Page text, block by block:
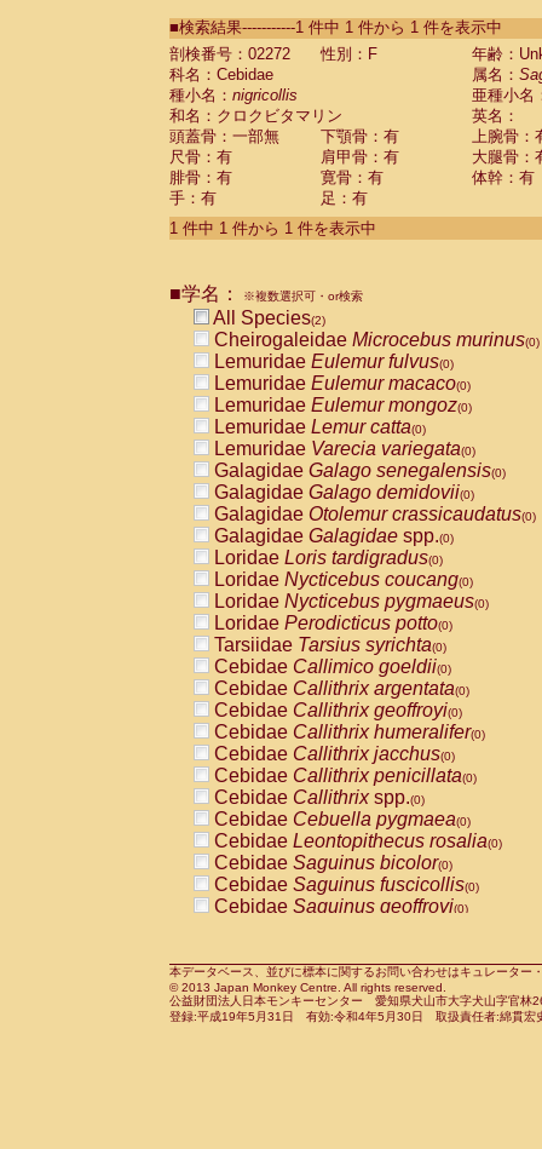
CebidaeSaguinus labiatus(0)
Cebidae Saguinus leucopus (0)
Cebidae
CebidaeSaguinus mystax
CebidaeSaguinus nigricollis (1)
Cebidae Saguinus oedipus
Cebidae Saguinus weddelli
Cebidae Saguinusspp.
Cebidae Aotus trivirgatus
Cebidae Cebus albifrons
CebidaeCebus nigrivittatus
CebidaeCebus
CebidaeSaimiri boliviensis(0)
CebidaeSaimiri sciureus(0)
AtelidaeAlouatta caraya(0)
AtelidaeAlouatta fusca(0)
AtelidaeAlouatta seniculus
AtelidaeAlouattaspp.(0)
AtelidaeAteles belzebuth(0)
AtelidaeAteles geoffroyi(0)
AtelidaeAteles paniscus(0)
AtelidaeAtelesspp.(0)
Atelidae Lagothrix lagothricha
AtelidaeLagothrix lagothricha cana
PitheciidaeCacajao calvus
PitheciidaeCallicebus cupreus
PitheciidaeCallicebus donacophilus
PitheciidaeCallicebus moloch
PitheciidaeCallicebus torquatus
PitheciidaeCallicebusspp.(0)
PitheciidaeChiropotes satanas(0)
PitheciidaePithecia monachus
PitheciidaePithecia pithecia(0)
CercopithecidaeCercocebus agilis
CercopithecidaeCercocebus
CercopithecidaeCercocebus
CercopithecidaeCercocebus
CercopithecidaeCercocebus
CercopithecidaeCercocebushybrid
CercopithecidaePapio anubis(0)
CercopithecidaePapio cynocephalus
CercopithecidaePapio hamadryas(0)
■検索結果-----------1 件中 1 件から 1 件を表示中
剖検番号：02272
性別：F
年齢：
科名：Cebidae
属名：
種小名： nigricollis
亜種小名
和名：クロクビタマリン
英名：
頭蓋骨：一部無
下顎骨：有
上腕骨：
尺骨：有
肩甲骨：有
大腿骨：
腓骨：有
寛骨：有
体幹：有
手：有
足：有
1 件中 1 件から 1 件を表示中
■学名： ※複数選択可・or検索
All Species(2)
Cheirogaleidae Microcebus murinus(0)
Lemuridae Eulemur fulvus(0)
Lemuridae Eulemur macaco(0)
Lemuridae Eulemur mongoz(0)
Lemuridae Lemur catta(0)
Lemuridae Varecia variegata(0)
Galagidae Galago senegalensis(0)
Galagidae Galago demidovii(0)
Galagidae Otolemur crassicaudatus(0)
Galagidae Galagidae spp.(0)
Loridae Loris tardigradus(0)
Loridae Nycticebus coucang(0)
Loridae Nycticebus pygmaeus(0)
Loridae Perodicticus potto(0)
Tarsiidae Tarsius syrichta(0)
Cebidae Callimico goeldii(0)
Cebidae Callithrix argentata(0)
Cebidae Callithrix geoffroyi(0)
Cebidae Callithrix humeralifer(0)
Cebidae Callithrix jacchus(0)
Cebidae Callithrix penicillata(0)
Cebidae Callithrixspp.(0)
Cebidae Cebuella pygmaea(0)
Cebidae Leontopithecus rosalia(0)
Cebidae Saguinus bicolor(0)
Cebidae Saguinus fuscicollis(0)
Cebidae Saguinus geoffroyi(0)
CebidaeSaguinus leucopus(0)
CebidaeSaguinus midas(0)
Cebidae Saguinus mystax(0)
本データベース、並びに標本に関するお問い合わせはキュレータ
© 2013 Japan Monkey Centre. All rights reserved.
公益財団法人日本モンキーセンター 愛知県犬山市大字犬山字官
登録:平成19年5月31日 有効:令和4年5月30日 取扱責任者:綿貫宏